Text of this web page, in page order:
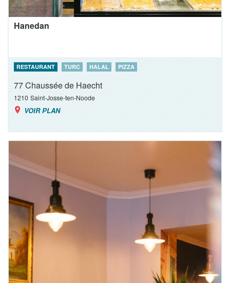
Hanedan
RESTAURANT TURC HALAL PIZZA
77 Chaussée de Haecht
1210 Saint-Josse-ten-Noode
VOIR PLAN